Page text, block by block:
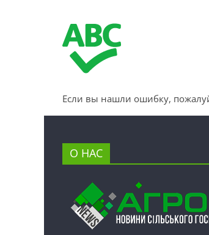
Если вы нашли ошибку,
О НАС